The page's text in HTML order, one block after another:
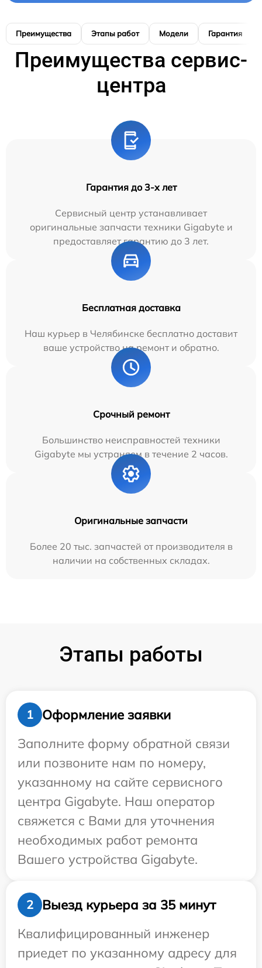
Преимущества Этапы работ Модели Гарантия
Преимущества сервис-
центра
Гарантия до 3-х лет
Сервисный центр устанавливает
оригинальные запчасти техники Gigabyte и
предоставляет гарантию до 3 лет.
Бесплатная доставка
Наш курьер в Челябинске бесплатно доставит
ваше устройство на ремонт и обратно.
Срочный ремонт
Большинство неисправностей техники
Gigabyte мы устраняем в течение 2 часов.
Оригинальные запчасти
Более 20 тыс. запчастей от производителя в
наличии на собственных складах.
Этапы работы
1
Оформление заявки
Заполните форму обратной связи
или позвоните нам по номеру,
указанному на сайте сервисного
центра Gigabyte. Наш оператор
свяжется с Вами для уточнения
необходимых работ ремонта
Вашего устройства Gigabyte.
2
Выезд курьера за 35 минут
Квалифицированный инженер
приедет по указанному адресу для